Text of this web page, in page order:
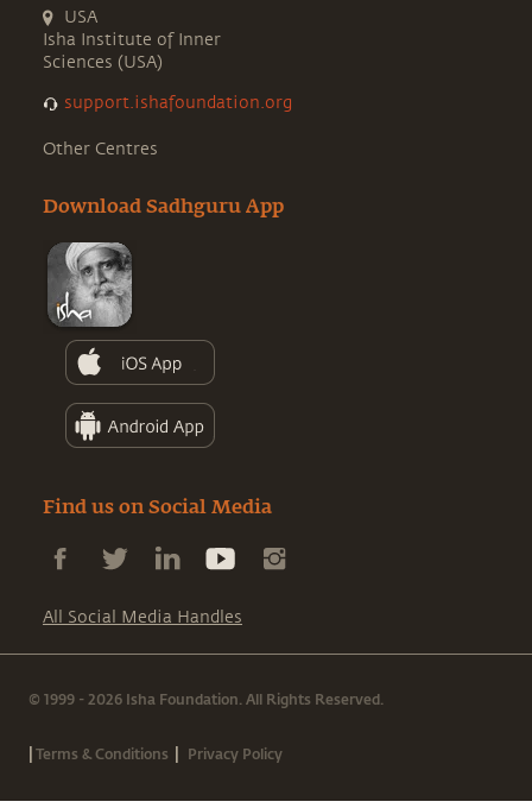
USA
Isha Institute of Inner
Sciences (USA)
support.ishafoundation.org
Other Centres
Download Sadhguru App
Find us on Social Media
All Social Media Handles
© 1999 - 2026 Isha Foundation. All Rights Reserved.
|Terms & Conditions | Privacy Policy